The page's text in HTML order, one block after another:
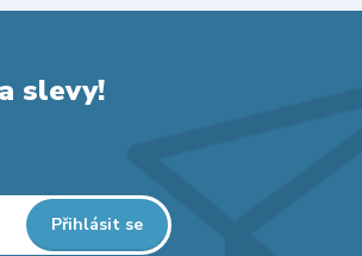
slevy!
Přihlásit se